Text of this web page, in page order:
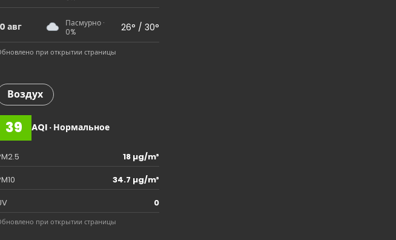
авг
Пасмурно ·
0%
26° / 30°
при открытии страницы
Воздух
39 AQI · Нормальное
18 µg/m³
34.7 µg/m³
0
при открытии страницы